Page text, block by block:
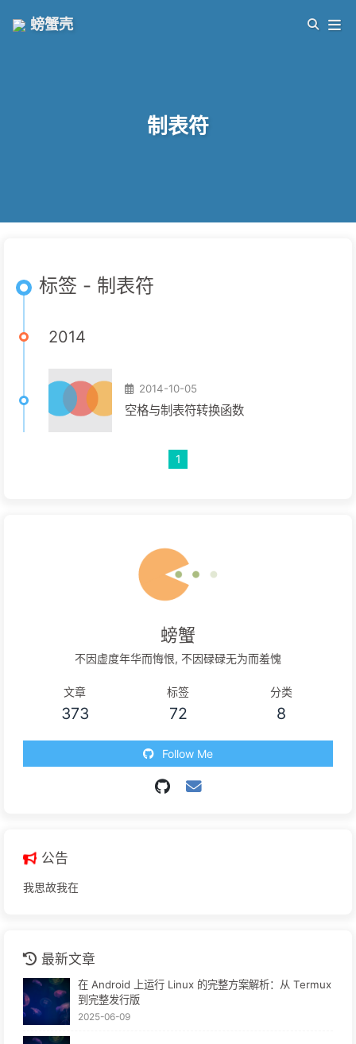
螃蟹壳
制表符
标签 - 制表符
2014
2014-10-05
空格与制表符转换函数
1
螃蟹
不因虚度年华而悔恨, 不因碌碌无为而羞愧
文章
373
标签
72
分类
8
Follow Me
公告
我思故我在
最新文章
在 Android 上运行 Linux 的完整方案解析：从 Termux
到完整发行版
2025-06-09